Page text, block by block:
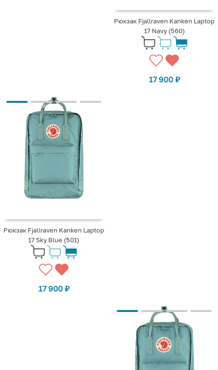
Рюкзак Fjallraven Kanken Laptop
17 Navy (560)
17 900 ₽
Рюкзак Fjallraven Kanken Laptop
17 Sky Blue (501)
17 900 ₽